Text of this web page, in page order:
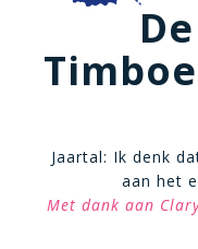
Jaartal: Ik denk
aan het
Met dank aan